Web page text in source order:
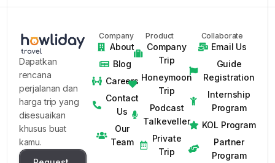
Dapatkan
rencana
perjalanan dan
harga trip yang
disesuaikan
khusus buat
kamu.
Company
About
Blog
Careers
Contact
Us
Our
Team
Product
Company
Trip
Honeymoon
Trip
Podcast
Talkeveller
Private
Trip
Collaborate
Email Us
Guide
Registration
Internship
Program
KOL Program
Partner
Program